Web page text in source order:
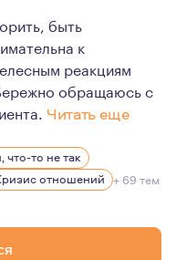
быть
к
реакциям
обращаюсь с
Читать еще
благодаря
в
то не так
отношений + 69 тем